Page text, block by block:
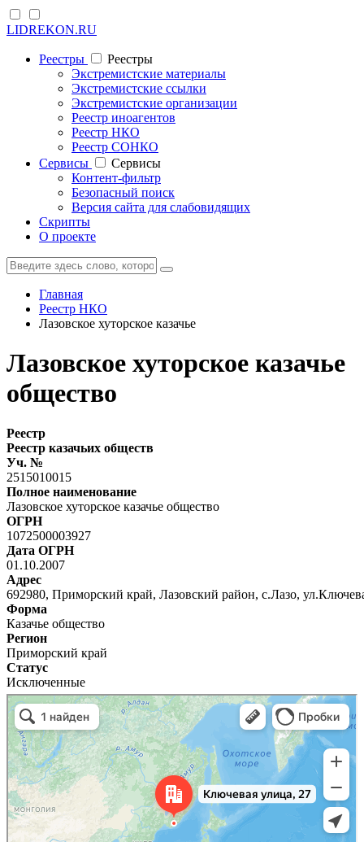
LIDREKON.RU
Реестры
Реестры
Экстремистские материалы
Экстремистские ссылки
Экстремистские организации
Реестр иноагентов
Реестр НКО
Реестр СОНКО
Cервисы
Cервисы
Контент-фильтр
Безопасный поиск
Версия сайта для слабовидящих
Скрипты
О проекте
Главная
Реестр НКО
Лазовское хуторское казачье
Лазовское хуторское казачье
общество
Реестр
Реестр казачьих обществ
Уч. №
2515010015
Полное наименование
Лазовское хуторское казачье общество
ОГРН
1072500003927
Дата ОГРН
01.10.2007
Адрес
692980, Приморский край, Лазовский район, с.Лазо,
Форма
Казачье общество
Регион
Приморский край
Статус
Исключенные